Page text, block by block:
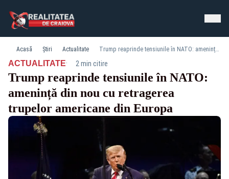
Acasă Știri Actualitate Trump reaprinde tensiunile în NATO: amenință din nou cu retragerea trupelor americane din Europa
ACTUALITATE· 2 min citire
Trump reaprinde tensiunile în NATO:
amenință din nou cu retragerea
trupelor americane din Europa